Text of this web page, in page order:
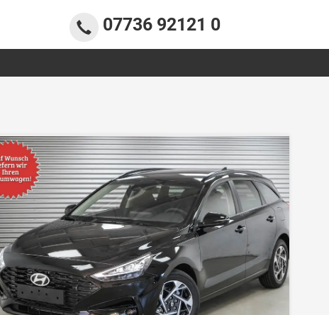
07736 92121 0